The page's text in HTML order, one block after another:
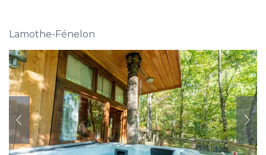
Lamothe-Fénelon